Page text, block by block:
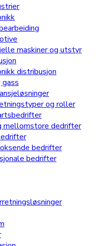
maskiner og utstyr
distribusjon
og roller
mellomstore dedrifter
bedrifter
bedrifter